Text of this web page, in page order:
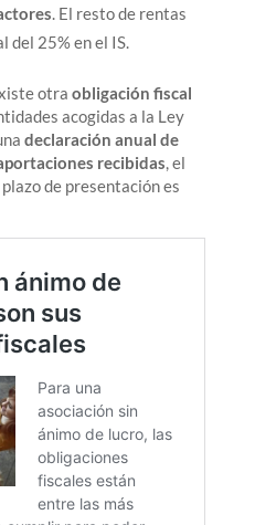
. El resto de rentas
25% en el IS.
otra obligación fiscal
acogidas a la Ley
declaración anual de
recibidas , el
de presentación es